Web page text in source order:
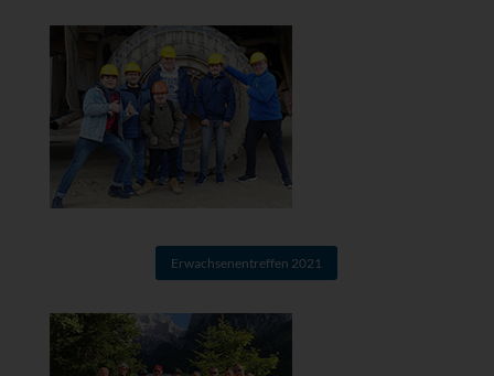
Erwachsenentreffen 2021